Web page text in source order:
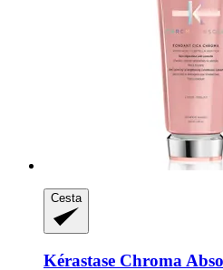
Cesta
Kérastase Chroma